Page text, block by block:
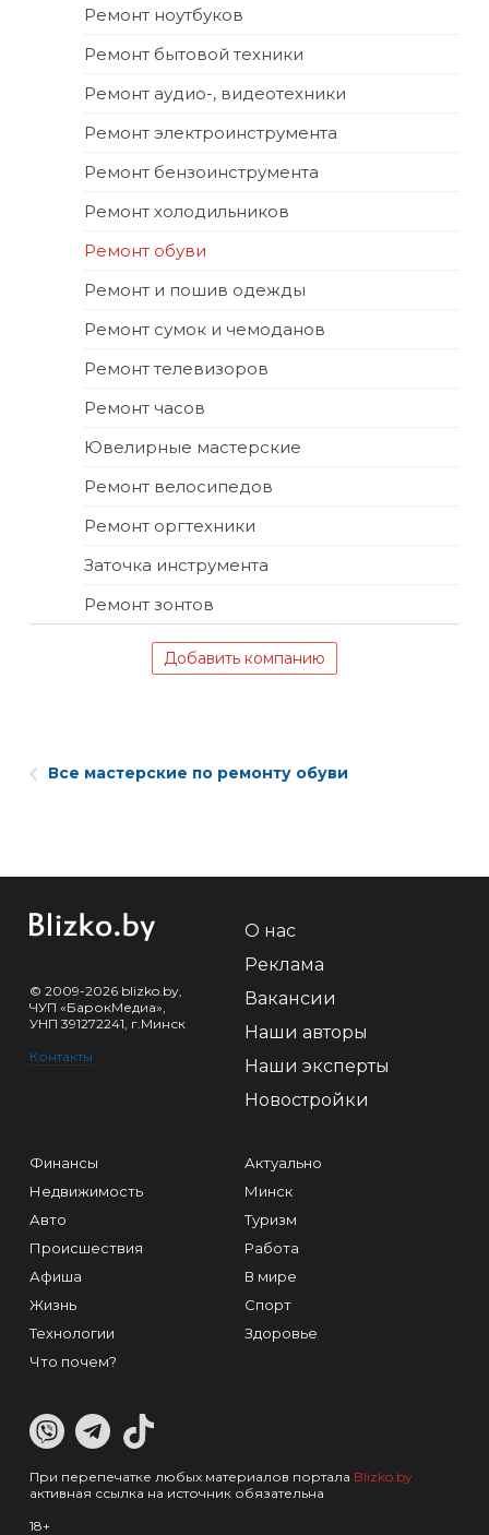
Ремонт ноутбуков
Ремонт бытовой техники
Ремонт аудио-, видеотехники
Ремонт электроинструмента
Ремонт бензоинструмента
Ремонт холодильников
Ремонт обуви
Ремонт и пошив одежды
Ремонт сумок и чемоданов
Ремонт телевизоров
Ремонт часов
Ювелирные мастерские
Ремонт велосипедов
Ремонт оргтехники
Заточка инструмента
Ремонт зонтов
Добавить компанию
Все мастерские по ремонту обуви
© 2009-2026 blizko.by,
ЧУП «БарокМедиа»,
УНП 391272241, г.Минск
Контакты
О нас
Реклама
Вакансии
Наши авторы
Наши эксперты
Новостройки
Финансы
Недвижимость
Авто
Происшествия
Афиша
Жизнь
Технологии
Что почем?
Актуально
Минск
Туризм
Работа
В мире
Спорт
Здоровье
При перепечатке любых материалов портала Blizko.by
активная ссылка на источник обязательна
18+